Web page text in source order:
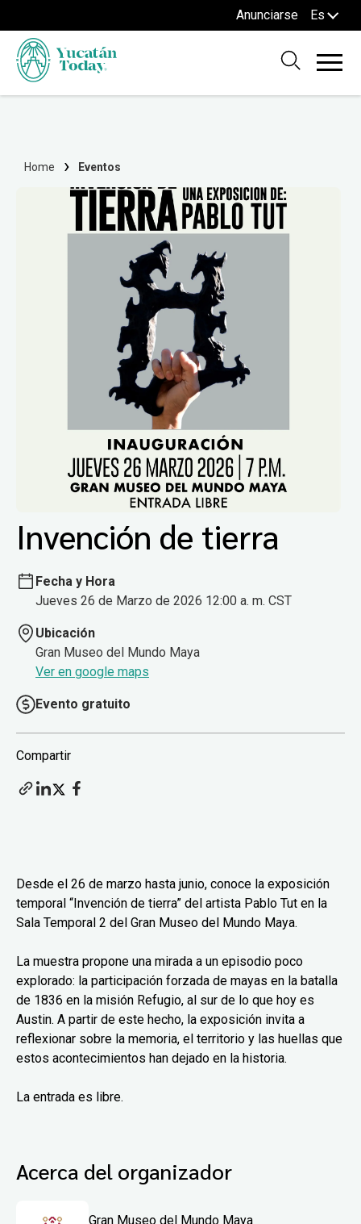
Anunciarse Es
Home Eventos
Invención de tierra
Fecha y Hora
Jueves 26 de Marzo de 2026 12:00 a. m. CST
Ubicación
Gran Museo del Mundo Maya
Ver en google maps
Evento gratuito
Compartir
Desde el 26 de marzo hasta junio, conoce la exposición
temporal “Invención de tierra” del artista Pablo Tut en la
Sala Temporal 2 del Gran Museo del Mundo Maya.
La muestra propone una mirada a un episodio poco
explorado: la participación forzada de mayas en la batalla
de 1836 en la misión Refugio, al sur de lo que hoy es
Austin. A partir de este hecho, la exposición invita a
reflexionar sobre la memoria, el territorio y las huellas que
estos acontecimientos han dejado en la historia.
La entrada es libre.
Acerca del organizador
Gran Museo del Mundo Maya